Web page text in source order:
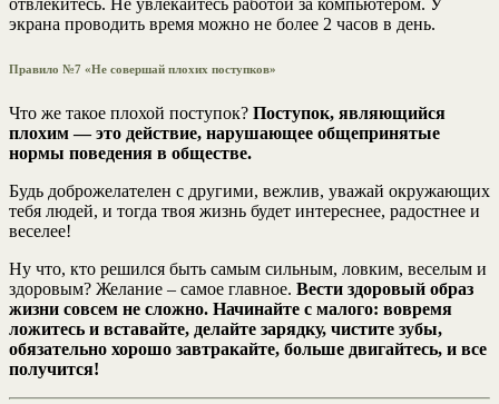
экрана проводить время можно не более 2 часов в день.
Правило №7 «Не совершай плохих поступков»
Что же такое плохой поступок? Поступок, являющийся
плохим — это действие, нарушающее общепринятые
нормы поведения в обществе.
Будь доброжелателен с другими, вежлив, уважай окружающих
тебя людей, и тогда твоя жизнь будет интереснее, радостнее и
веселее!
Ну что, кто решился быть самым сильным, ловким, веселым и
здоровым? Желание – самое главное. Вести здоровый образ
жизни совсем не сложно. Начинайте с малого: вовремя
ложитесь и вставайте, делайте зарядку, чистите зубы,
обязательно хорошо завтракайте, больше двигайтесь, и все
получится!